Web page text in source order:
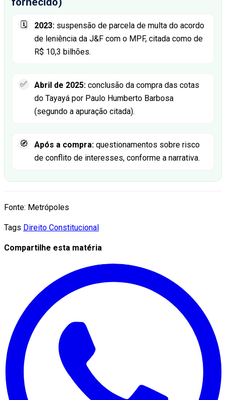
🗓️ 2023: suspensão de parcela de multa do acordo
de leniência da J&F com o MPF, citada como de
R$ 10,3 bilhões.
✅ Abril de 2025: conclusão da compra das cotas
do Tayayá por Paulo Humberto Barbosa
(segundo a apuração citada).
🧭 Após a compra: questionamentos sobre risco
de conflito de interesses, conforme a narrativa.
Fonte: Metrópoles
Tags Direito Constitucional
Compartilhe esta matéria